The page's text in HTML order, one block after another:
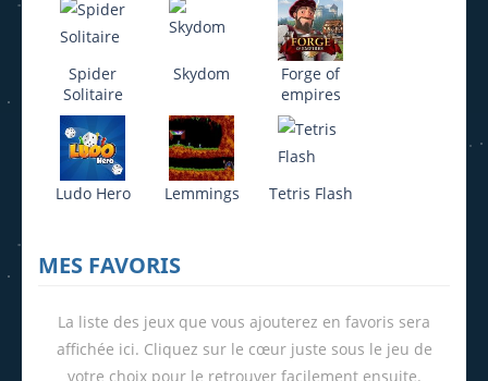
Spider
Solitaire
Skydom
Forge of
empires
Ludo Hero Lemmings Tetris Flash
MES FAVORIS
La liste des jeux que vous ajouterez en favoris sera
affichée ici. Cliquez sur le cœur juste sous le jeu de
votre choix pour le retrouver facilement ensuite.